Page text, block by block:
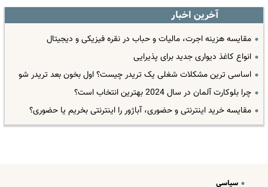
آخرین اخبار
مقایسه هزینه اجرت، مالیات و حباب در نقره فیزیکی و دیجیتال
انواع کاغذ دیواری جدید برای پذیرایی
اساسی ترین مشکلات شغلی یک تریدر چیست؟ اول بخون بعد تریدر شو
چرا بلوکارت آلمان در سال 2024 بهترین انتخاب است؟
مقایسه خرید اینترنتی و حضوری، آباژور را اینترنتی بخریم یا حضوری؟
سیاسی